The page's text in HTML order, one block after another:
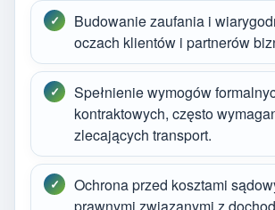
Budowanie zaufania i
oczach klientów i partnerów
Spełnienie wymogów
kontraktowych, często
zlecających transport.
Ochrona przed kosztami